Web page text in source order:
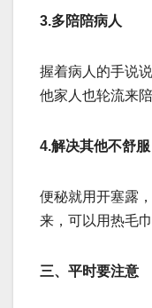
‌3.多陪陪病人‌
握着病人的手说
他家人也轮流来陪
‌4.解决其他不舒服‌
便秘就用开塞露
来，可以用热毛巾
三、平时要注意